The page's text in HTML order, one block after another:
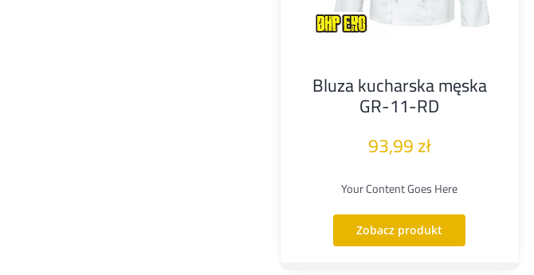
Bluza kucharska męska
GR-11-RD
93,99zł
Your Content Goes Here
Zobacz produkt